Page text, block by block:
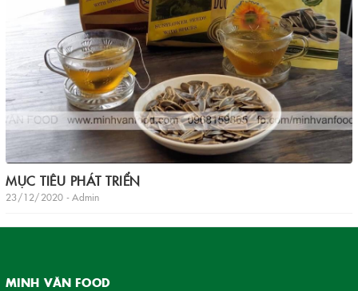
MỤC TIÊU PHÁT TRIỂN
23/12/2020 - Admin
MINH VĂN FOOD